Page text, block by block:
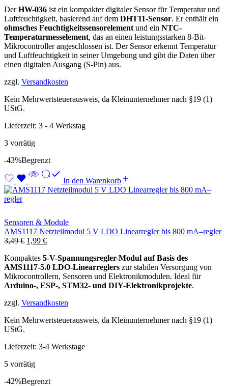
war:
4,99 €
ist:
3,49 €.
DerHW-036 ist ein kompakter digitaler Sensor für Temperatur und
Luftfeuchtigkeit, basierend auf dem DHT11-Sensor. Er enthält ein
ohmsches Feuchtigkeitssensorelement und ein NTC-
Temperaturmesselement, das an einen leistungsstarken 8-Bit-
Mikrocontroller angeschlossen ist. Der Sensor erkennt Temperatur
und Luftfeuchtigkeit in seiner Umgebung und gibt die Daten über
einen digitalen Ausgang (S-Pin) aus.
zzgl. Versandkosten
Kein Mehrwertsteuerausweis, da Kleinunternehmer nach §19 (1)
UStG.
Lieferzeit: 3 - 4 Werkstag
3 vorrätig
-43%Begrenzt
In den Warenkorb
Sensoren & Module
AMS1117 Netzteilmodul 5 V LDO Linearregler bis 800 mA–regler
3,49€ Ursprünglicher
war:
3,49 €
1,99 €Aktueller
ist:
1,99 €.
Kompaktes 5-V-Spannungsregler-Modul auf Basis des
AMS1117-5.0 LDO-Linearreglers zur stabilen Versorgung von
Mikrocontrollern, Sensoren und Elektronikmodulen. Ideal für
Arduino-, ESP-, STM32- und DIY-Elektronikprojekte.
zzgl. Versandkosten
Kein Mehrwertsteuerausweis, da Kleinunternehmer nach §19 (1)
UStG.
Lieferzeit: 3-4 Werkstage
5 vorrätig
-42%Begrenzt